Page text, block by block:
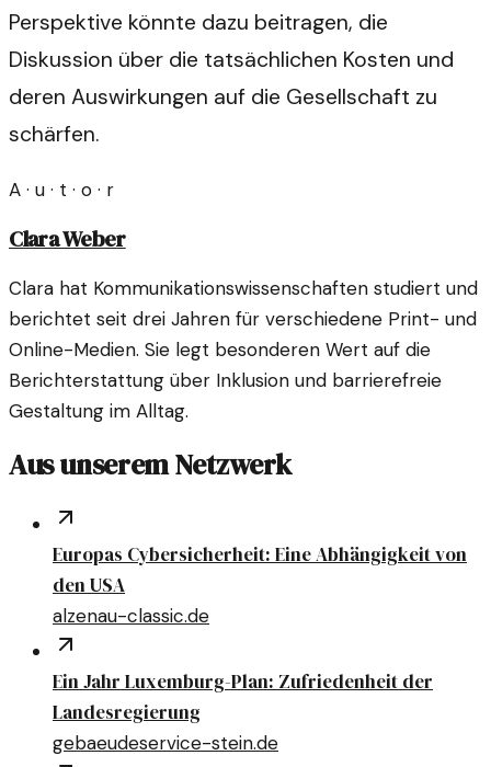
Perspektive könnte dazu beitragen, die
Diskussion über die tatsächlichen Kosten und
deren Auswirkungen auf die Gesellschaft zu
schärfen.
A · u · t · o · r
Clara Weber
Clara hat Kommunikationswissenschaften studiert und
berichtet seit drei Jahren für verschiedene Print- und
Online-Medien. Sie legt besonderen Wert auf die
Berichterstattung über Inklusion und barrierefreie
Gestaltung im Alltag.
Aus unserem Netzwerk
Europas Cybersicherheit: Eine Abhängigkeit von
den USA
alzenau-classic.de
Ein Jahr Luxemburg-Plan: Zufriedenheit der
Landesregierung
gebaeudeservice-stein.de